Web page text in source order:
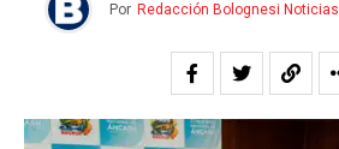
Por Redacción Bolognesi Noticias